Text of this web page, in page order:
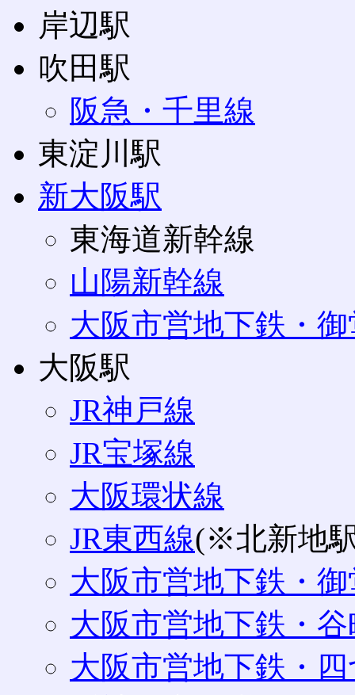
岸辺駅
吹田駅
阪急・千里線
東淀川駅
新大阪駅
東海道新幹線
山陽新幹線
大阪市営地下鉄・
大阪駅
JR神戸線
JR宝塚線
大阪環状線
JR東西線(※北新地
大阪市営地下鉄・
大阪市営地下鉄・
大阪市営地下鉄・